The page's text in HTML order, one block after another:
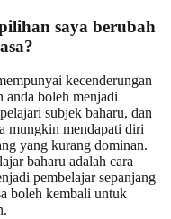
saya berubah
kecenderungan
anda boleh menjadi
subjek baharu, dan
mungkin mendapati diri
yang kurang dominan.
baharu adalah cara
pembelajar sepanjang
boleh kembali untuk